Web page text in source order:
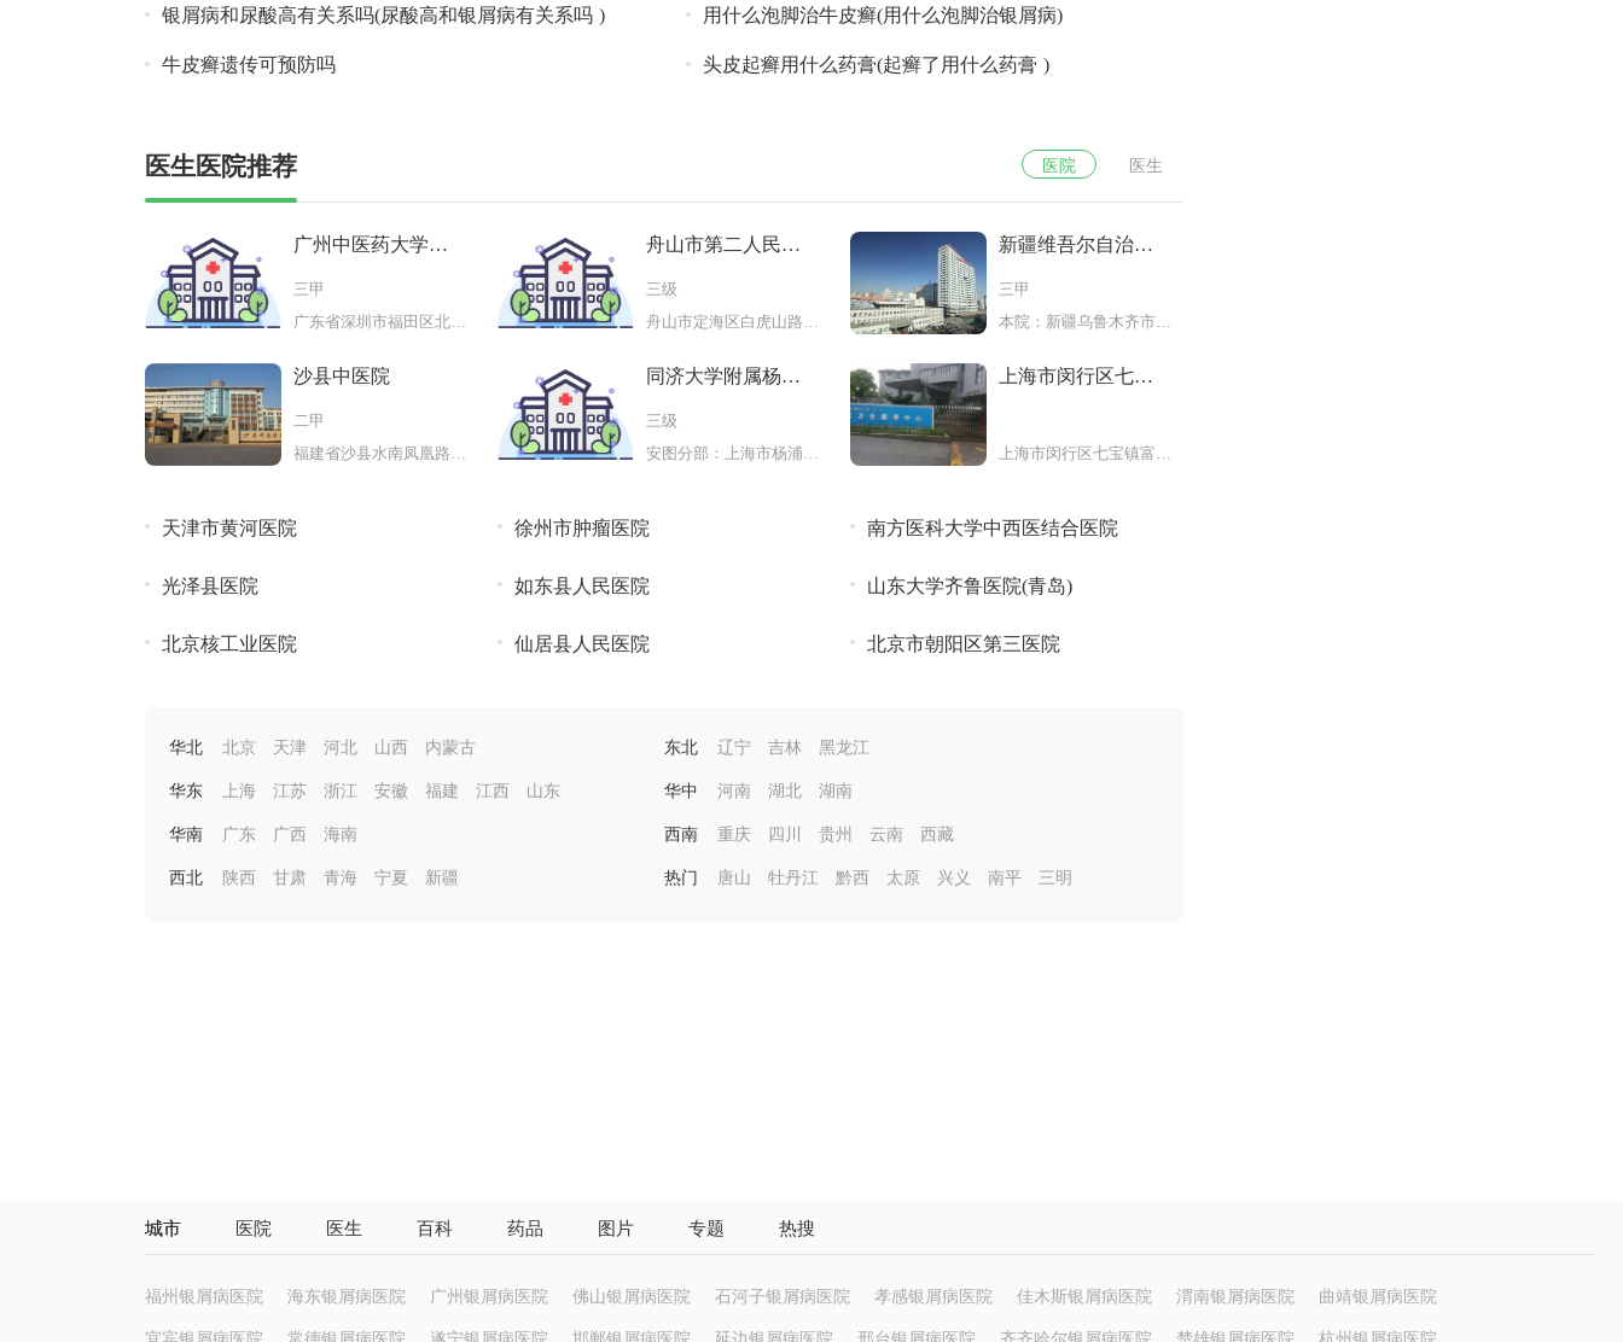
银屑病和尿酸高有关系吗(尿酸高和银屑病有关系吗 ) 用什么泡脚治牛皮癣(用什么泡脚治银屑病)
牛皮癣遗传可预防吗 头皮起癣用什么药膏(起癣了用什么药膏 )
医生医院推荐 医院 医生
广州中医药大学深
三甲
广东省深圳市福田区北环大道6001
舟山市第二人民医
三级
舟山市定海区白虎山路119号
新疆维吾尔自治区
三甲
本院：新疆乌鲁木齐市天池路91号
沙县中医院
二甲
福建省沙县水南凤凰路沙阳乐园斜
同济大学附属杨浦
三级
安图分部：上海市杨浦区延吉东路20
上海市闵行区七宝
上海市闵行区七宝镇富强街94号七
天津市黄河医院 徐州市肿瘤医院 南方医科大学中西医结合医院
光泽县医院 如东县人民医院 山东大学齐鲁医院(青岛)
北京核工业医院 仙居县人民医院 北京市朝阳区第三医院
华北 北京 天津 河北 山西 内蒙古 东北 辽宁 吉林 黑龙江
华东 上海 江苏 浙江 安徽 福建 江西 山东 华中 河南 湖北 湖南
华南 广东 广西 海南 西南 重庆 四川 贵州 云南 西藏
西北 陕西 甘肃 青海 宁夏 新疆 热门 唐山 牡丹江 黔西 太原 兴义 南平 三明
城市 医院 医生 百科 药品 图片 专题 热搜
福州银屑病医院 海东银屑病医院 广州银屑病医院 佛山银屑病医院 石河子银屑病医院 孝感银屑病医院 佳木斯银屑病医院 渭南银屑病医院 曲靖银屑病医院
宜宾银屑病医院 常德银屑病医院 遂宁银屑病医院 邯郸银屑病医院 延边银屑病医院 邢台银屑病医院 齐齐哈尔银屑病医院 楚雄银屑病医院 杭州银屑病医院